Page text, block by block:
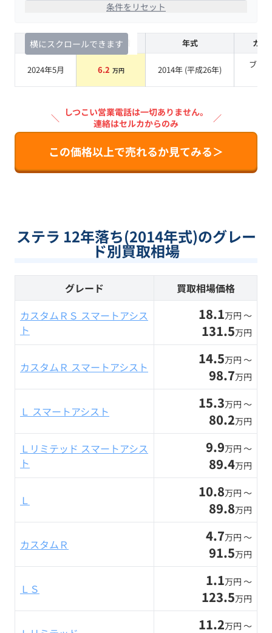
条件をリセット
横にスクロールできます
査定時期 セルカ実績 年式 カラ
2024年5月 6.2 万円 2014年 (平成26年)
ブラ
＼ しつこい営業電話は一切ありません。
連絡はセルカからのみ
／
この価格以上で売れるか見てみる＞
ステラ 12年落ち(2014年式)のグレー
ド別買取相場
グレード
買取相場価格
カスタムＲＳ スマートアシス
ト
18.1万円 〜
131.5万円
カスタムＲ スマートアシスト 14.5万円 〜
98.7万円
Ｌ スマートアシスト 15.3万円 〜
80.2万円
Ｌリミテッド スマートアシス
ト
9.9万円 〜
89.4万円
Ｌ 10.8万円 〜
89.8万円
カスタムＲ 4.7万円 〜
91.5万円
ＬＳ 1.1万円 〜
123.5万円
11.2万円 〜